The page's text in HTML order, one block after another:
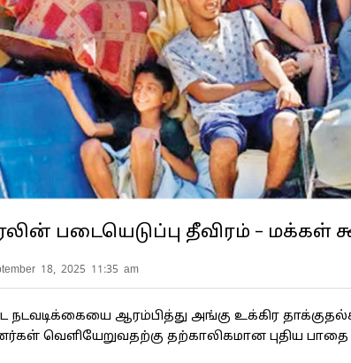
படையெடுப்பு தீவிரம் – மக்கள்
18, 2025 11:35 am
நடவடிக்கையை ஆரம்பித்து அங்கு உக்கிர
வெளியேறுவதற்கு தற்காலிகமான புதிய பாதை